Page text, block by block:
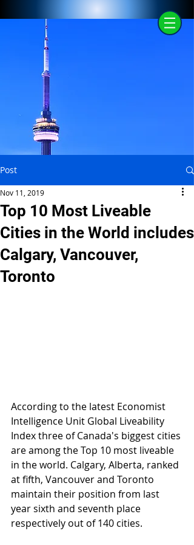
Post
Top 10 Most Liveable
Cities in the World includes
Calgary, Vancouver,
Toronto
Nov 11, 2019
According to the latest Economist
Intelligence Unit Global Liveability
Index three of Canada's biggest cities
are among the Top 10 most liveable
in the world. Calgary, Alberta, ranked
at fifth, Vancouver and Toronto
maintain their position from last
year sixth and seventh place
respectively out of 140 cities.